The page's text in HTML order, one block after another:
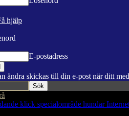
hjälp
E-postadress
ändra skickas till din e-post när ditt